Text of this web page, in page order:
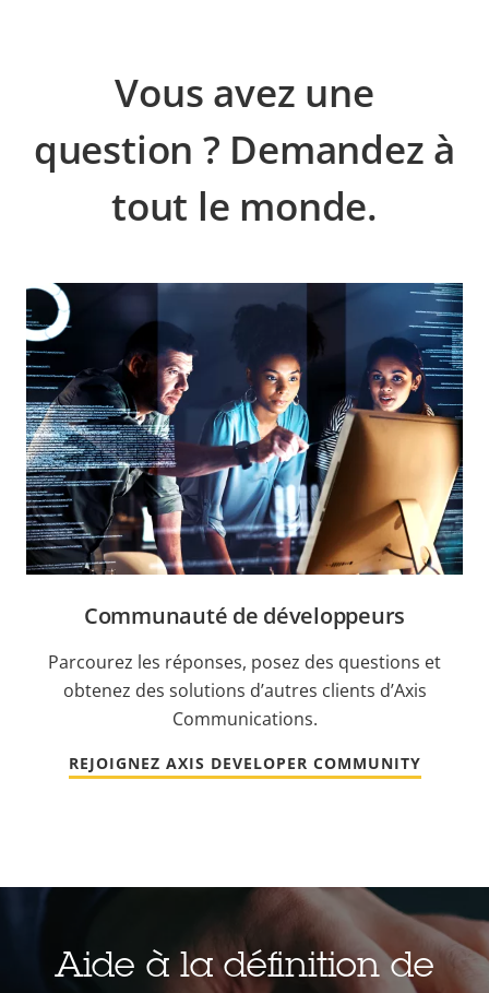
Vous avez une
question ? Demandez à
tout le monde.
Communauté de développeurs
Parcourez les réponses, posez des questions et
obtenez des solutions d’autres clients d’Axis
Communications.
REJOIGNEZ AXIS DEVELOPER COMMUNITY
Aide à la définition de